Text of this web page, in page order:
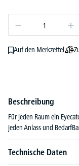
Auf den Merkzettel
Beschreibung
Für jeden Raum ein
jeden Anlass und
Technische Daten